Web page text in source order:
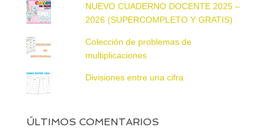
NUEVO CUADERNO DOCENTE 2025 –
2026 (SUPERCOMPLETO Y GRATIS)
Colección de problemas de
multiplicaciones
Divisiones entre una cifra
ÚLTIMOS COMENTARIOS